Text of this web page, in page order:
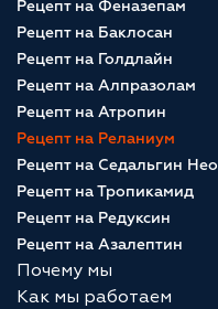
Рецепт на Феназепам
Рецепт на Баклосан
Рецепт на Голдлайн
Рецепт на Алпразолам
Рецепт на Атропин
Рецепт на Реланиум
Рецепт на Седальгин Нео
Рецепт на Тропикамид
Рецепт на Редуксин
Рецепт на Азалептин
Почему мы
Как мы работаем